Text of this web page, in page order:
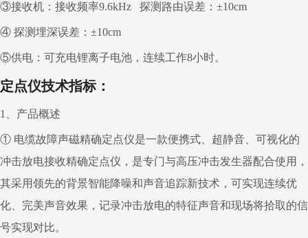
③接收机：接收频率9.6kHz 探测路由误差：±10cm
④ 探测埋深误差：±10cm
⑤供电：可充电锂离子电池，连续工作8小时。
定点仪技术指标：
1、产品概述
① 电缆故障声磁精确定点仪是一款便携式、超静音、可视化的
冲击放电接收精确定点仪，是专门与高压冲击发生器配合使用，
其采用领先的背景智能降噪和声音追踪新技术，可实现连续优
化、完美声音效果，记录冲击放电的特征声音和现场将拾取的信
号实现对比。